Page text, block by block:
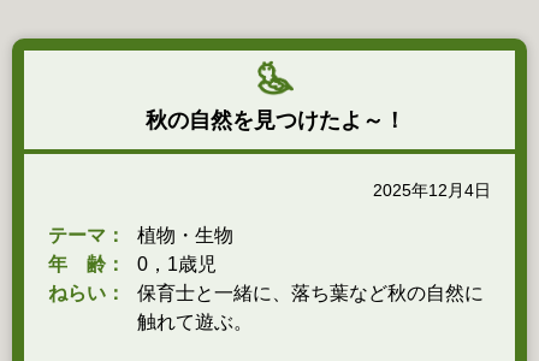
秋の自然を見つけたよ～！
2025年12月4日
テーマ：
植物・生物
年 齢：
0，1歳児
ねらい：
保育士と一緒に、落ち葉など秋の自然に
触れて遊ぶ。